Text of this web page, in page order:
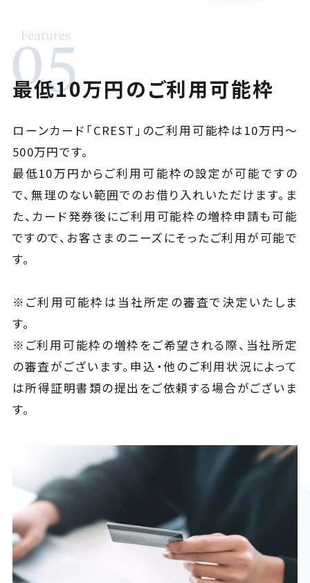
最低10万円のご利用可能枠
ローンカード「CREST」のご利用可能枠は10万円～
500万円です。
最低10万円からご利用可能枠の設定が可能ですの
で、無理のない範囲でのお借り入れいただけます。ま
た、カード発券後にご利用可能枠の増枠申請も可能
ですので、お客さまのニーズにそったご利用が可能で
す。
※ご利用可能枠は当社所定の審査で決定いたしま
す。
※ご利用可能枠の増枠をご希望される際、当社所定
の審査がございます。申込・他のご利用状況によって
は所得証明書類の提出をご依頼する場合がございま
す。